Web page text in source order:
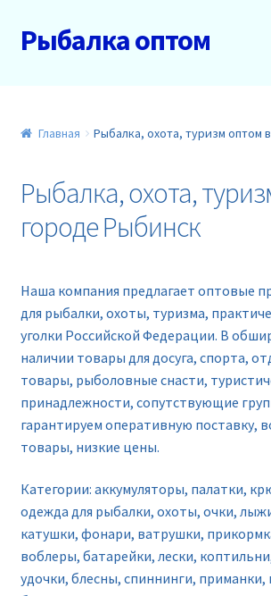
Перейти
к
Перейти
к
Рыбалка оптом
О нас
Доставка и оплата
Акции
Прайс
Главная Рыбалка, охота, туризм оптом
Рыбалка, охота,
городе Рыбинск
Наша компания предлагает оптовые
для рыбалки, охоты, туризма,
уголки Российской Федерации. В
наличии товары для досуга, спорта,
товары, рыболовные снасти,
принадлежности, сопутствующие
гарантируем оперативную поставку,
товары, низкие цены.
Категории: аккумуляторы, палатки,
одежда для рыбалки, охоты, очки,
катушки, фонари, ватрушки,
воблеры, батарейки, лески,
удочки, блесны, спиннинги,